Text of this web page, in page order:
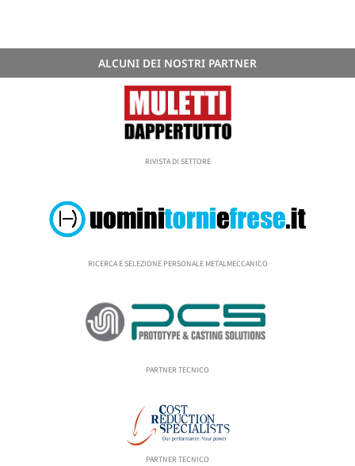
ALCUNI DEI NOSTRI PARTNER
RIVISTA DI SETTORE
RICERCA E SELEZIONE PERSONALE METALMECCANICO
PARTNER TECNICO
PARTNER TECNICO